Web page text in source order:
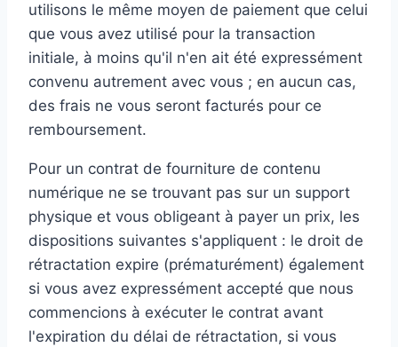
utilisons le même moyen de paiement que celui
que vous avez utilisé pour la transaction
initiale, à moins qu'il n'en ait été expressément
convenu autrement avec vous ; en aucun cas,
des frais ne vous seront facturés pour ce
remboursement.
Pour un contrat de fourniture de contenu
numérique ne se trouvant pas sur un support
physique et vous obligeant à payer un prix, les
dispositions suivantes s'appliquent : le droit de
rétractation expire (prématurément) également
si vous avez expressément accepté que nous
commencions à exécuter le contrat avant
l'expiration du délai de rétractation, si vous